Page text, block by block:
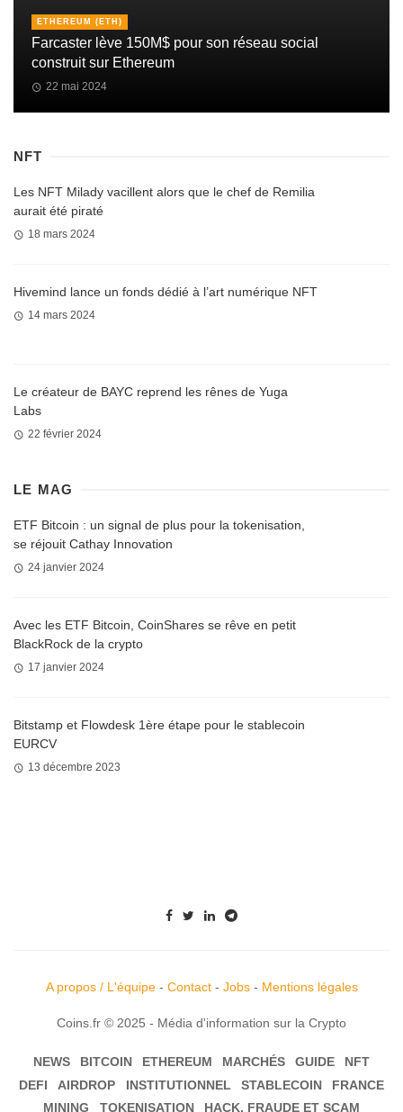
ETHEREUM (ETH)
Farcaster lève 150M$ pour son réseau social
construit sur Ethereum
22 mai 2024
NFT
Les NFT Milady vacillent alors que le chef de Remilia
aurait été piraté
18 mars 2024
Hivemind lance un fonds dédié à l’art numérique NFT
14 mars 2024
Le créateur de BAYC reprend les rênes de Yuga
Labs
22 février 2024
LE MAG
ETF Bitcoin : un signal de plus pour la tokenisation,
se réjouit Cathay Innovation
24 janvier 2024
Avec les ETF Bitcoin, CoinShares se rêve en petit
BlackRock de la crypto
17 janvier 2024
Bitstamp et Flowdesk 1ère étape pour le stablecoin
EURCV
13 décembre 2023
A propos / L'équipe- Contact- Jobs- Mentions légales
Coins.fr © 2025 - Média d'information sur la Crypto
NEWS BITCOIN ETHEREUM MARCHÉS GUIDE
NFT
DEFI
AIRDROP INSTITUTIONNEL STABLECOIN
FRANCE
MINING
TOKENISATION HACK, FRAUDE ET SCAM